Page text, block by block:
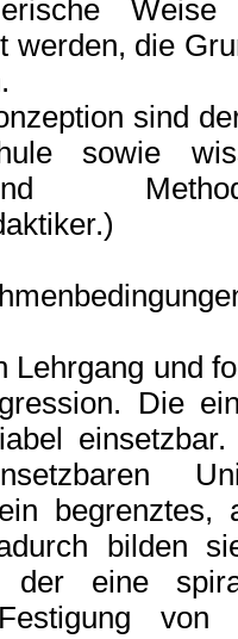
Weise
werden, die
sind
sowie
Lehrgang und
Die
begrenztes,
bilden
der eine
von